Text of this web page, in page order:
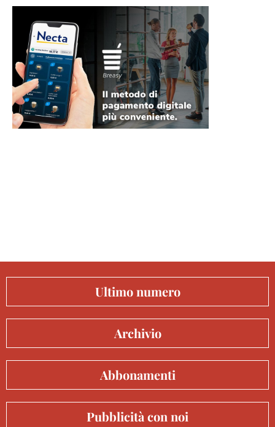
Ultimo numero
Archivio
Abbonamenti
Pubblicità con noi